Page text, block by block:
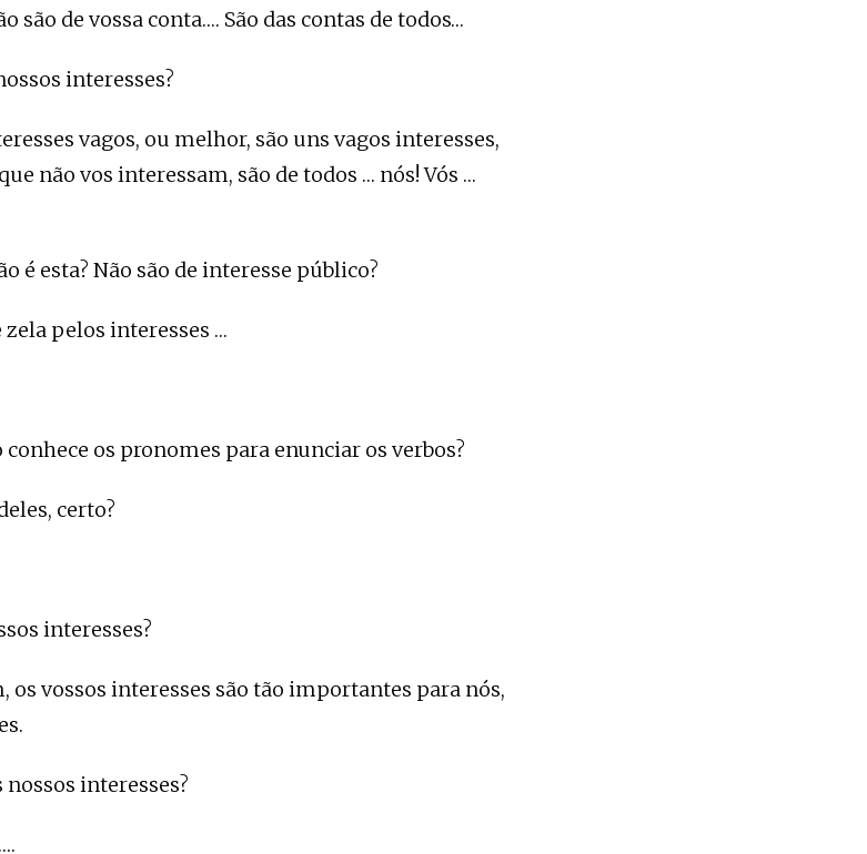
são de vossa conta…. São das contas de todos…
interesses?
vagos, ou melhor, são uns vagos interesses,
não vos interessam, são de todos … nós! Vós …
é esta? Não são de interesse público?
pelos interesses …
conhece os pronomes para enunciar os verbos?
certo?
interesses?
os vossos interesses são tão importantes para nós,
interesses?